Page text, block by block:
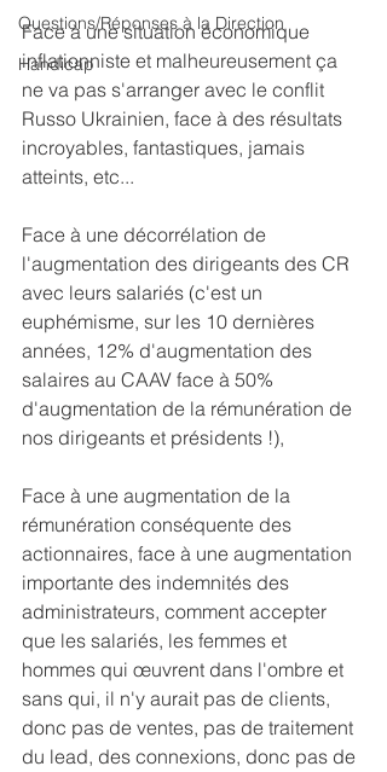
Questions/Réponses à la Direction
Handicap
Face à une situation économique
inflationniste et malheureusement ça
ne va pas s'arranger avec le conflit
Russo Ukrainien, face à des résultats
incroyables, fantastiques, jamais
atteints, etc...
Face à une décorrélation de
l'augmentation des dirigeants des CR
avec leurs salariés (c'est un
euphémisme, sur les 10 dernières
années, 12% d'augmentation des
salaires au CAAV face à 50%
d'augmentation de la rémunération de
nos dirigeants et présidents !),
Face à une augmentation de la
rémunération conséquente des
actionnaires, face à une augmentation
importante des indemnités des
administrateurs, comment accepter
que les salariés, les femmes et
hommes qui œuvrent dans l'ombre et
sans qui, il n'y aurait pas de clients,
donc pas de ventes, pas de traitement
du lead, des connexions, donc pas de